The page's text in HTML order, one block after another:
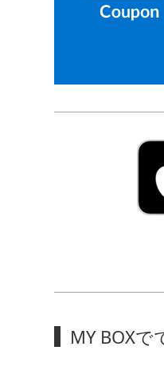
MY BOXで